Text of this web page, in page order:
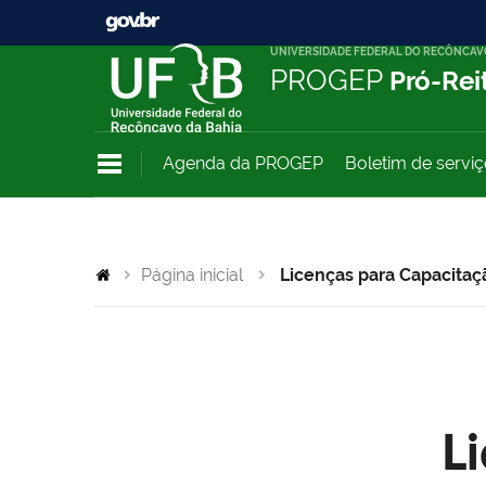
UNIVERSIDADE FEDERAL DO
PROGEP Pró-
Agenda da PROGEP Boletim de
Página inicial Licenças para